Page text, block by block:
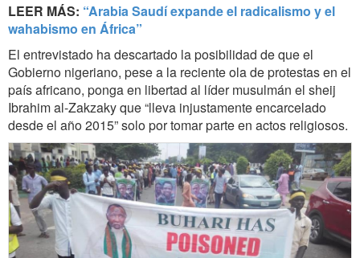
LEER MÁS: “Arabia Saudí expande el radicalismo y el
wahabismo en África”
El entrevistado ha descartado la posibilidad de que el
Gobierno nigeriano, pese a la reciente ola de protestas en el
país africano, ponga en libertad al líder musulmán el sheij
Ibrahim al-Zakzaky que “lleva injustamente encarcelado
desde el año 2015” solo por tomar parte en actos religiosos.